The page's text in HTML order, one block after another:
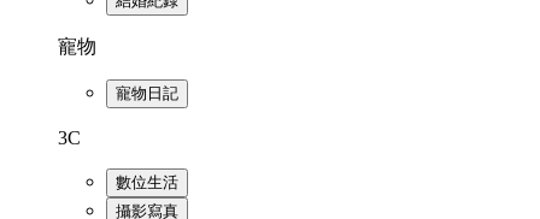
寵物
寵物日記
3C
數位生活
攝影寫真